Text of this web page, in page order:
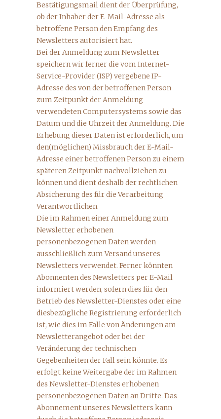
Bestätigungsmail dient der Überprüfung,
ob der Inhaber der E-Mail-Adresse als
betroffene Person den Empfang des
Newsletters autorisiert hat.
Bei der Anmeldung zum Newsletter
speichern wir ferner die vom Internet-
Service-Provider (ISP) vergebene IP-
Adresse des von der betroffenen Person
zum Zeitpunkt der Anmeldung
verwendeten Computersystems sowie das
Datum und die Uhrzeit der Anmeldung. Die
Erhebung dieser Daten ist erforderlich, um
den(möglichen) Missbrauch der E-Mail-
Adresse einer betroffenen Person zu einem
späteren Zeitpunkt nachvollziehen zu
können und dient deshalb der rechtlichen
Absicherung des für die Verarbeitung
Verantwortlichen.
Die im Rahmen einer Anmeldung zum
Newsletter erhobenen
personenbezogenen Daten werden
ausschließlich zum Versand unseres
Newsletters verwendet. Ferner könnten
Abonnenten des Newsletters per E-Mail
informiert werden, sofern dies für den
Betrieb des Newsletter-Dienstes oder eine
diesbezügliche Registrierung erforderlich
ist, wie dies im Falle von Änderungen am
Newsletterangebot oder bei der
Veränderung der technischen
Gegebenheiten der Fall sein könnte. Es
erfolgt keine Weitergabe der im Rahmen
des Newsletter-Dienstes erhobenen
personenbezogenen Daten an Dritte. Das
Abonnement unseres Newsletters kann